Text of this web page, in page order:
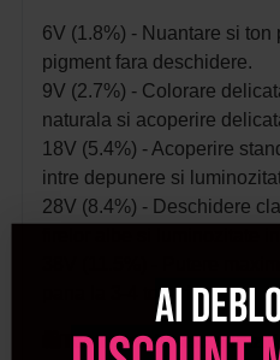
6V (1.8%) - Nuantare si ton
pigment fara deschidere.
9V (2.7%) - Colorare
naturala si acoperire
18V (5.4%) - Acoperire
intre depunere si
28V (8.4%) - Deschidere
38V (11.5%) - Putere
pana la 3-4 tonuri.
🛍️Toate produsele
Ai